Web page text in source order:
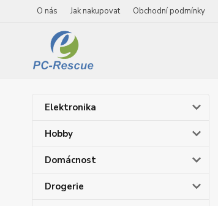
O nás Jak nakupovat Obchodní podmínky
Elektronika
Hobby
Domácnost
Drogerie